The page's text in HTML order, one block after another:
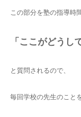
この部分を塾の指導時
「ここがどうし
と質問されるので、
毎回学校の先生のこと